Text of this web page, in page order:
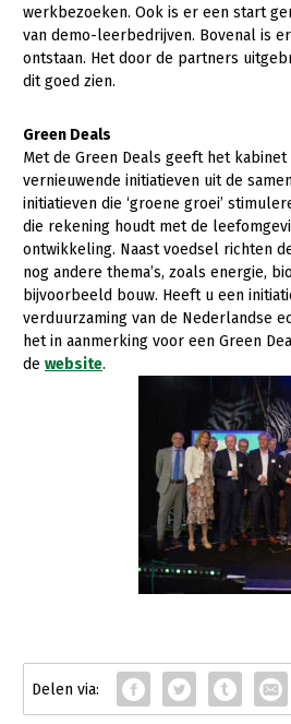
Vleesveehouderij
Plant
Akkerbouw
Biologische Landbouw
Bollenteelt
Bomen, vaste planten en
Fruitteelt
Glastuinbouw
Paddenstoelen
Vollegrondsgroente
Multifunctionele landbouw
Multifunctioneel
Vrouw en Bedrijf
Webinars
Over LTO
werkbezoeken. Ook is er een start
van demo-leerbedrijven. Bovenal is
ontstaan. Het door de partners
dit goed zien.
Green Deals
Met de Green Deals geeft het kabinet
vernieuwende initiatieven uitde
initiatieven die ‘groene groei’
die rekening houdt met de
ontwikkeling. Naast voedsel richten
nog andere thema’s, zoals energie,
bijvoorbeeld bouw. Heeft u een
verduurzaming van de Nederlandse
het in aanmerking voor een Green
de website.